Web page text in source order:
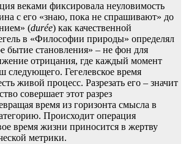
веками фиксировала неуловимость
с его «знаю, пока не спрашивают» до
(durée) как качественной
в «Философии природы» определял
бытие становления» – не фон для
отрицания, где каждый момент
следующего. Гегелевское время
живой процесс. Разрезать его – значит
совершает этот разрез
время из горизонта смысла в
Происходит операция
время жизни приносится в жертву
метрики.